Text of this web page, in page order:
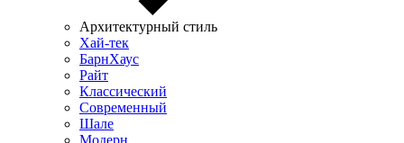
Архитектурный стиль
Хай-тек
БарнХаус
Райт
Классический
Современный
Шале
Модерн